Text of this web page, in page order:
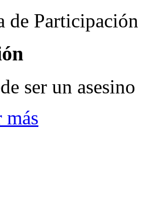
de
ser un asesino
más